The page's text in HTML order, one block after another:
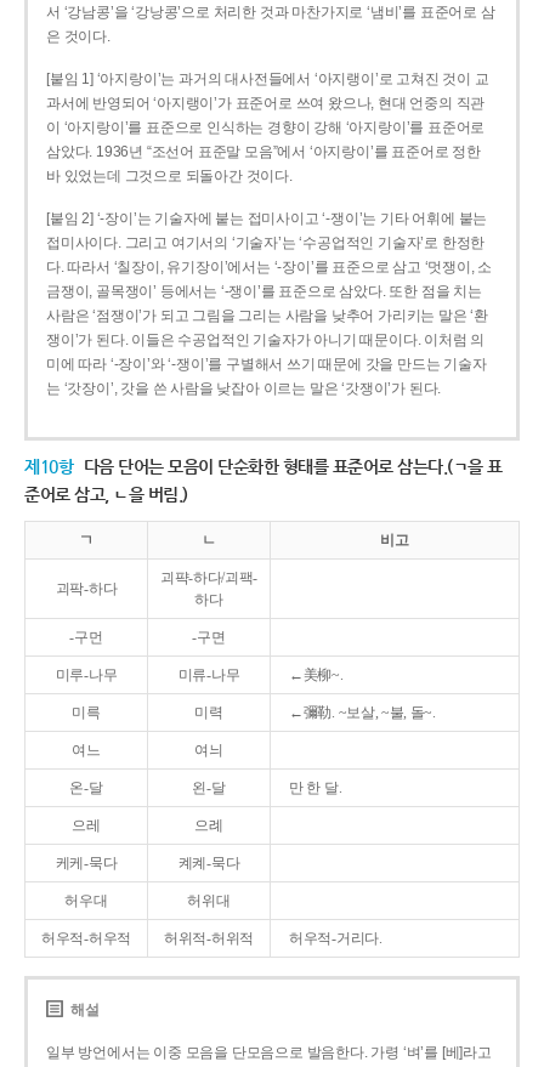
서 ‘강남콩’을 ‘강낭콩’으로 처리한 것과 마찬가지로 ‘냄비’를 표준어로 삼
은 것이다.
[붙임 1] ‘아지랑이’는 과거의 대사전들에서 ‘아지랭이’로 고쳐진 것이 교
과서에 반영되어 ‘아지랭이’가 표준어로 쓰여 왔으나, 현대 언중의 직관
이 ‘아지랑이’를 표준으로 인식하는 경향이 강해 ‘아지랑이’를 표준어로
삼았다. 1936년 “조선어 표준말 모음”에서 ‘아지랑이’를 표준어로 정한
바 있었는데 그것으로 되돌아간 것이다.
[붙임 2] ‘-장이’는 기술자에 붙는 접미사이고 ‘-쟁이’는 기타 어휘에 붙는
접미사이다. 그리고 여기서의 ‘기술자’는 ‘수공업적인 기술자’로 한정한
다. 따라서 ‘칠장이, 유기장이’에서는 ‘-장이’를 표준으로 삼고 ‘멋쟁이, 소
금쟁이, 골목쟁이’ 등에서는 ‘-쟁이’를 표준으로 삼았다. 또한 점을 치는
사람은 ‘점쟁이’가 되고 그림을 그리는 사람을 낮추어 가리키는 말은 ‘환
쟁이’가 된다. 이들은 수공업적인 기술자가 아니기 때문이다. 이처럼 의
미에 따라 ‘-장이’와 ‘-쟁이’를 구별해서 쓰기 때문에 갓을 만드는 기술자
는 ‘갓장이’, 갓을 쓴 사람을 낮잡아 이르는 말은 ‘갓쟁이’가 된다.
제10항 다음 단어는 모음이 단순화한 형태를 표준어로 삼는다.(ㄱ을 표
준어로 삼고, ㄴ을 버림.)
ㄱ ㄴ 비고
괴팍-하다
괴퍅-하다/괴팩-
하다
-구먼 -구면
미루-나무 미류-나무 ←美柳~.
미륵 미력 ←彌勒. ~보살, ~불, 돌~.
여느 여늬
온-달 왼-달 만 한 달.
으레 으례
케케-묵다 켸켸-묵다
허우대 허위대
허우적-허우적 허위적-허위적 허우적-거리다.
해설
일부 방언에서는 이중 모음을 단모음으로 발음한다. 가령 ‘벼’를 [베]라고